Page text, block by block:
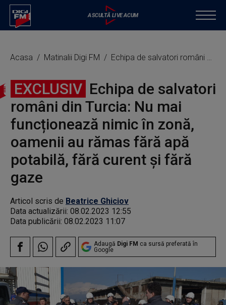
Acasa Matinalii Digi FM Echipa de salvatori români din Turcia: Nu mai funcționează nimic în zonă, oamenii au rămas fără apă potabilă, fără curent și fără gaze
EXCLUSIV Echipa de salvatori
români din Turcia: Nu mai
funcționează nimic în zonă,
oamenii au rămas fără apă
potabilă, fără curent și fără
gaze
Articol scris de Beatrice Ghiciov
Data actualizării: 08.02.2023 12:55
Data publicării: 08.02.2023 11:07
Adaugă Digi FM ca sursă preferată în
Google